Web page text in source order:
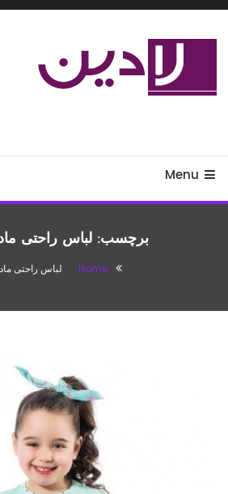
Skip
Menu
برچسب:لباس راحتی
Home لباس راحتی